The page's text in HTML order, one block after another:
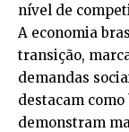
nível de
A economia
transição,
demandas
destacam
demonstram